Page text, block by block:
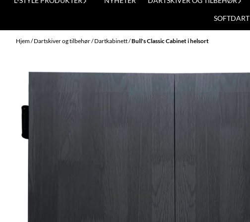
SOFTDART
Hjem/Dartskiver og tilbehør/Dartkabinett/Bull's Classic Cabinet i helsort